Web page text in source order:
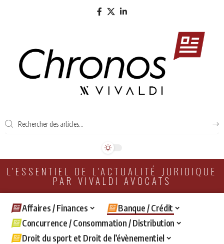
L'ESSENTIEL DE L'ACTUALITÉ JURIDIQUE
PAR VIVALDI AVOCATS
Affaires / Finances
Banque / Crédit
Concurrence / Consommation / Distribution
Droit du sport et Droit de l’évènementiel